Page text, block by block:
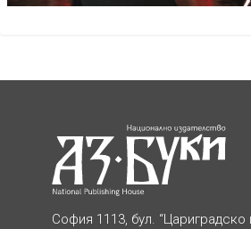
София 1113, бул.